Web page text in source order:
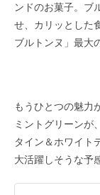
ンドのお菓子。ブ
せ、カリッとした
ブルトンヌ」最大
もうひとつの魅力
ミントグリーンが
タイン＆ホワイト
大活躍しそうな予